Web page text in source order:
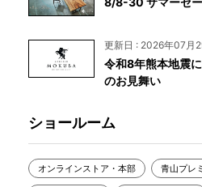
更新日 : 2026年07月
令和8年熊本地震
のお見舞い
ショールーム
オンラインストア・本部 青山プレ